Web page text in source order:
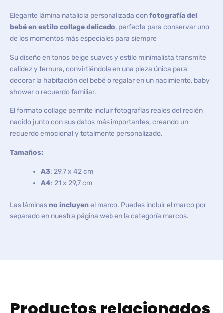
Elegante lámina natalicia personalizada confotografía del
bebé en estilo collage delicado, perfecta para conservar uno
de los momentos más especiales para siempre
Su diseño en tonos beige suaves y estilo minimalista transmite
calidez y ternura, convirtiéndola en una pieza única para
decorar la habitación del bebé o regalar en un nacimiento, baby
shower o recuerdo familiar.
El formato collage permite incluir fotografías reales del recién
nacido junto con sus datos más importantes, creando un
recuerdo emocional y totalmente personalizado.
Tamaños:
A3: 29,7 x 42 cm
A4: 21 x 29,7 cm
Las láminas no incluyenel marco. Puedes incluir el marco por
separado en nuestra página web en la categoría marcos.
Productos relacionados